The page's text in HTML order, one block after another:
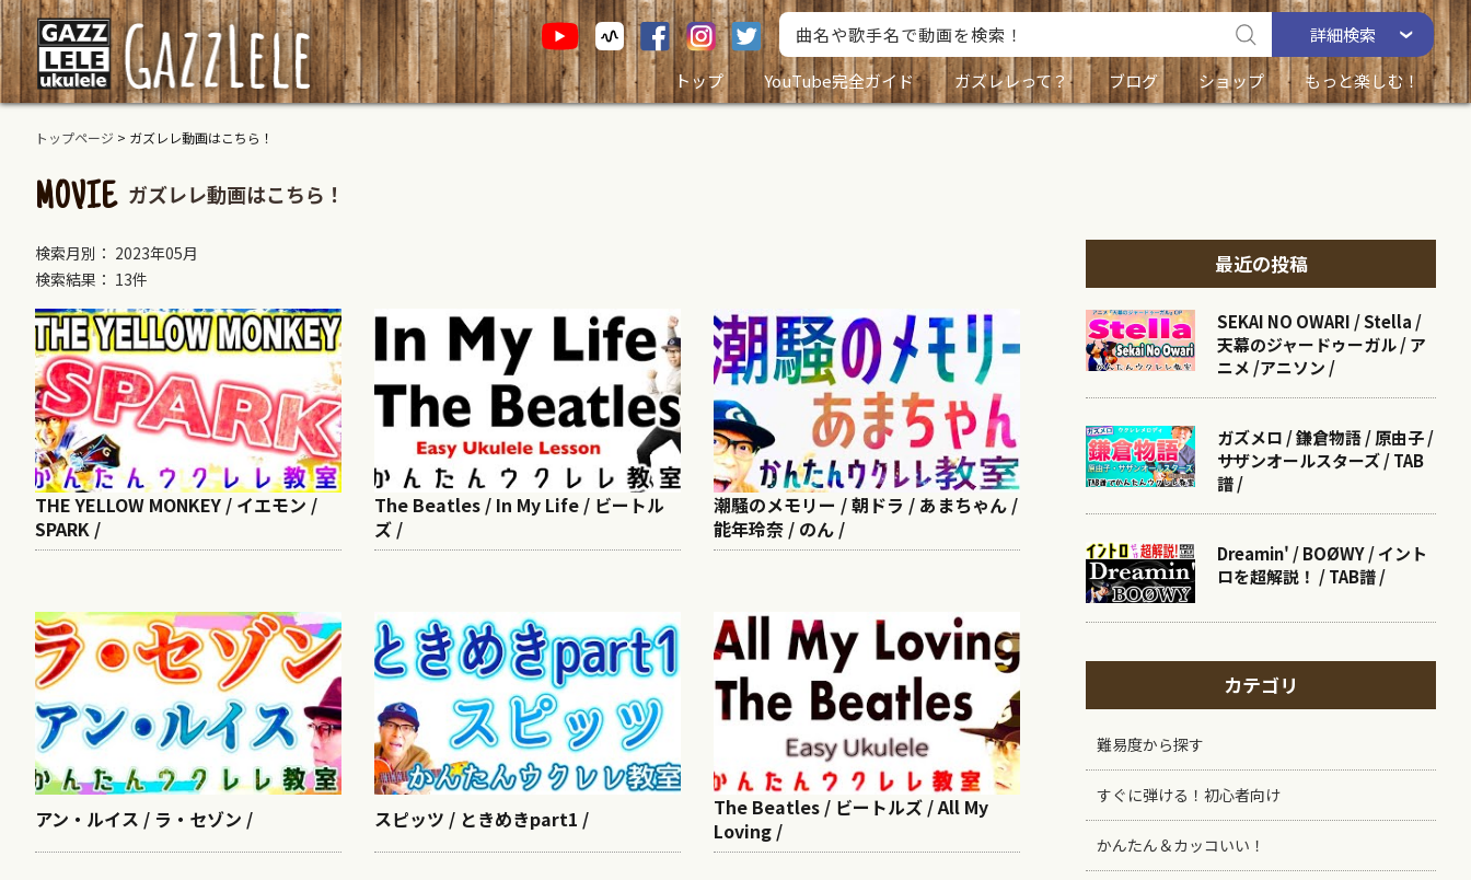
詳細検索
トップ
YouTube完全ガイド ガズレレって？ ブログ ショップ もっと楽しむ！
トップページ > ガズレレ動画はこちら！
MOVIE ガズレレ動画はこちら！
検索月別： 2023年05月
検索結果： 13件
THE YELLOW MONKEY / イエモン /
SPARK /
The Beatles / In My Life / ビートル
ズ /
潮騒のメモリー / 朝ドラ / あまちゃん /
能年玲奈 / のん /
アン・ルイス / ラ・セゾン / スピッツ / ときめきpart1 /
The Beatles / ビートルズ / All My
Loving /
最近の投稿
SEKAI NO OWARI / Stella /
天幕のジャードゥーガル / ア
ニメ /アニソン /
ガズメロ / 鎌倉物語 / 原由子 /
サザンオールスターズ / TAB
譜 /
Dreamin' / BOØWY / イント
ロを超解説！ / TAB譜 /
カテゴリ
難易度から探す
すぐに弾ける！初心者向け
かんたん＆カッコいい！